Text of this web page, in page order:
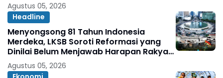
Agustus 05, 2026
Headline
Menyongsong 81 Tahun Indonesia
Merdeka, LKSB Soroti Reformasi yang
Dinilai Belum Menjawab Harapan Rakyat
Oleh: Abdul Ghopur
Agustus 05, 2026